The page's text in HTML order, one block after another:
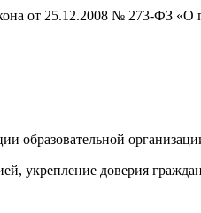
от 25.12.2008 № 273-ФЗ «О
образовательной
укрепление доверия